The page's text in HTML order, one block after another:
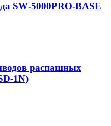
SW‑5000PRO‑BASE
распашных
1N)